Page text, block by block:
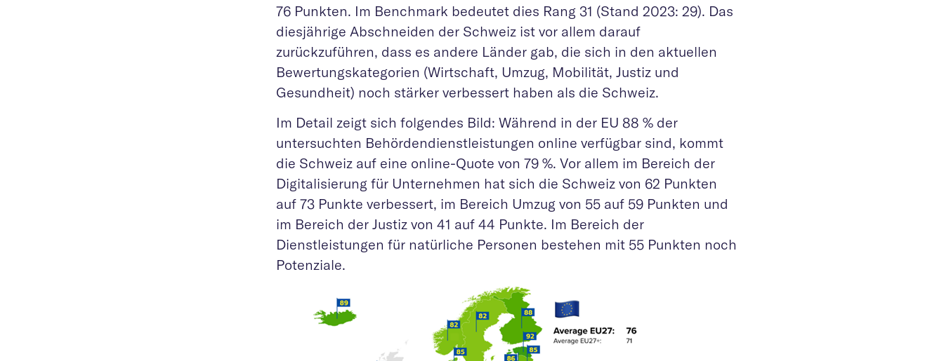
76 Punkten. Im Benchmark bedeutet dies Rang 31 (Stand 2023: 29). Das
diesjährige Abschneiden der Schweiz ist vor allem darauf
zurückzuführen, dass es andere Länder gab, die sich in den aktuellen
Bewertungskategorien (Wirtschaft, Umzug, Mobilität, Justiz und
Gesundheit) noch stärker verbessert haben als die Schweiz.
Im Detail zeigt sich folgendes Bild: Während in der EU 88 % der
untersuchten Behördendienstleistungen online verfügbar sind, kommt
die Schweiz auf eine online-Quote von 79 %. Vor allem im Bereich der
Digitalisierung für Unternehmen hat sich die Schweiz von 62 Punkten
auf 73 Punkte verbessert, im Bereich Umzug von 55 auf 59 Punkten und
im Bereich der Justiz von 41 auf 44 Punkte. Im Bereich der
Dienstleistungen für natürliche Personen bestehen mit 55 Punkten noch
Potenziale.